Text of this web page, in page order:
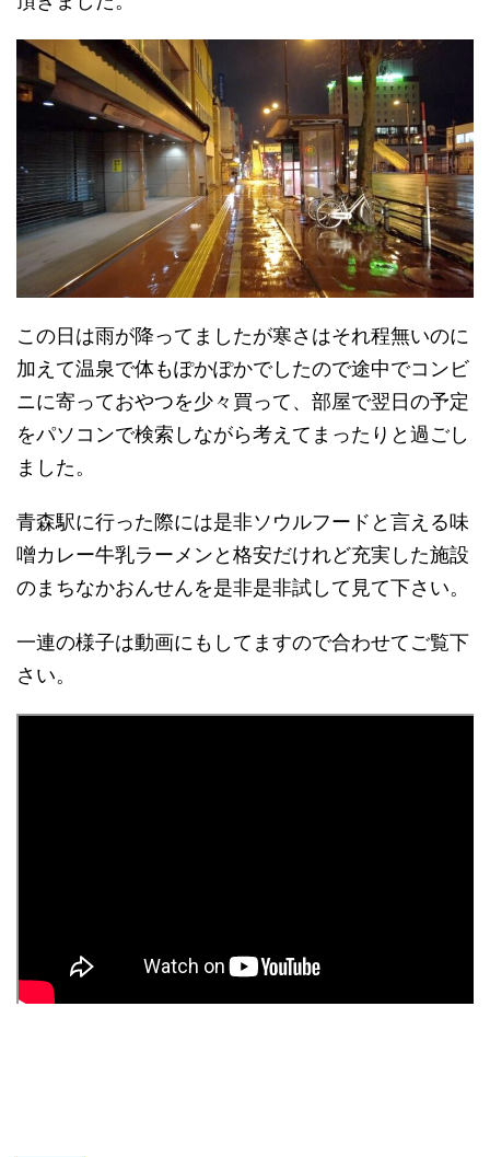
この日は雨が降ってましたが寒さはそれ程無いのに
加えて温泉で体もぽかぽかでしたので途中でコンビ
ニに寄っておやつを少々買って、部屋で翌日の予定
をパソコンで検索しながら考えてまったりと過ごし
ました。
青森駅に行った際には是非ソウルフードと言える味
噌カレー牛乳ラーメンと格安だけれど充実した施設
のまちなかおんせんを是非是非試して見て下さい。
一連の様子は動画にもしてますので合わせてご覧下
さい。